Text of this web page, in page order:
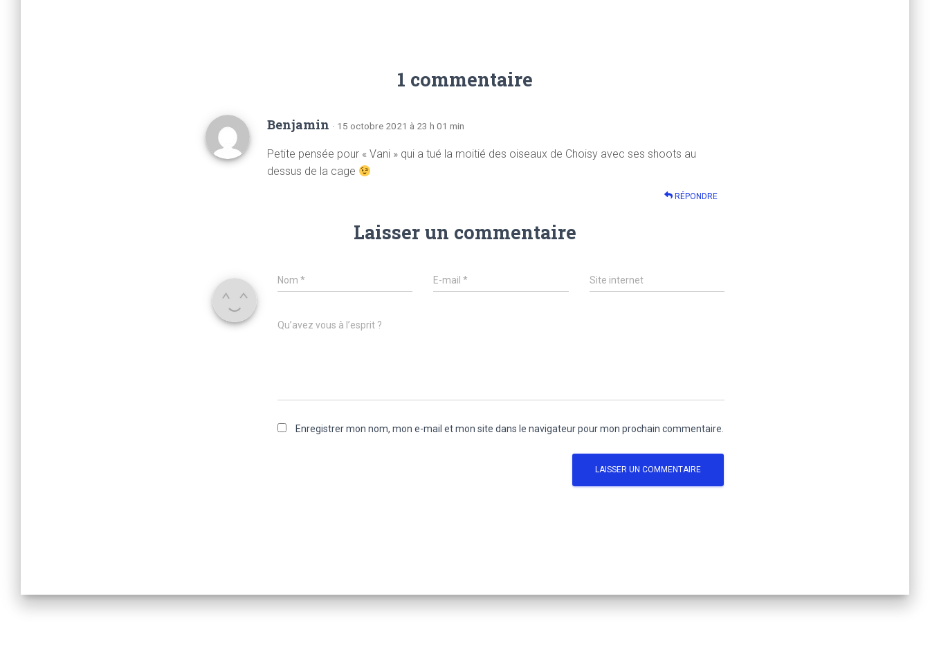
1 commentaire
Benjamin · 15 octobre 2021 à 23 h 01 min
Petite pensée pour « Vani » qui a tué la moitié des oiseaux de Choisy avec ses shoots au
dessus de la cage
RÉPONDRE
Laisser un commentaire
Nom * E-mail* Site internet
Qu’avez vous à l’esprit ?
Enregistrer mon nom, mon e-mail et mon site dans le navigateur pour mon prochain commentaire.